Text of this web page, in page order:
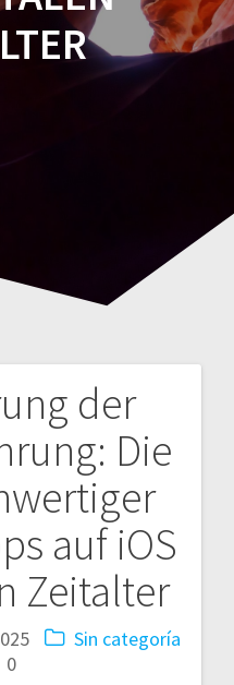
der
Die
auf iOS
Zeitalter
Sin categoría
0